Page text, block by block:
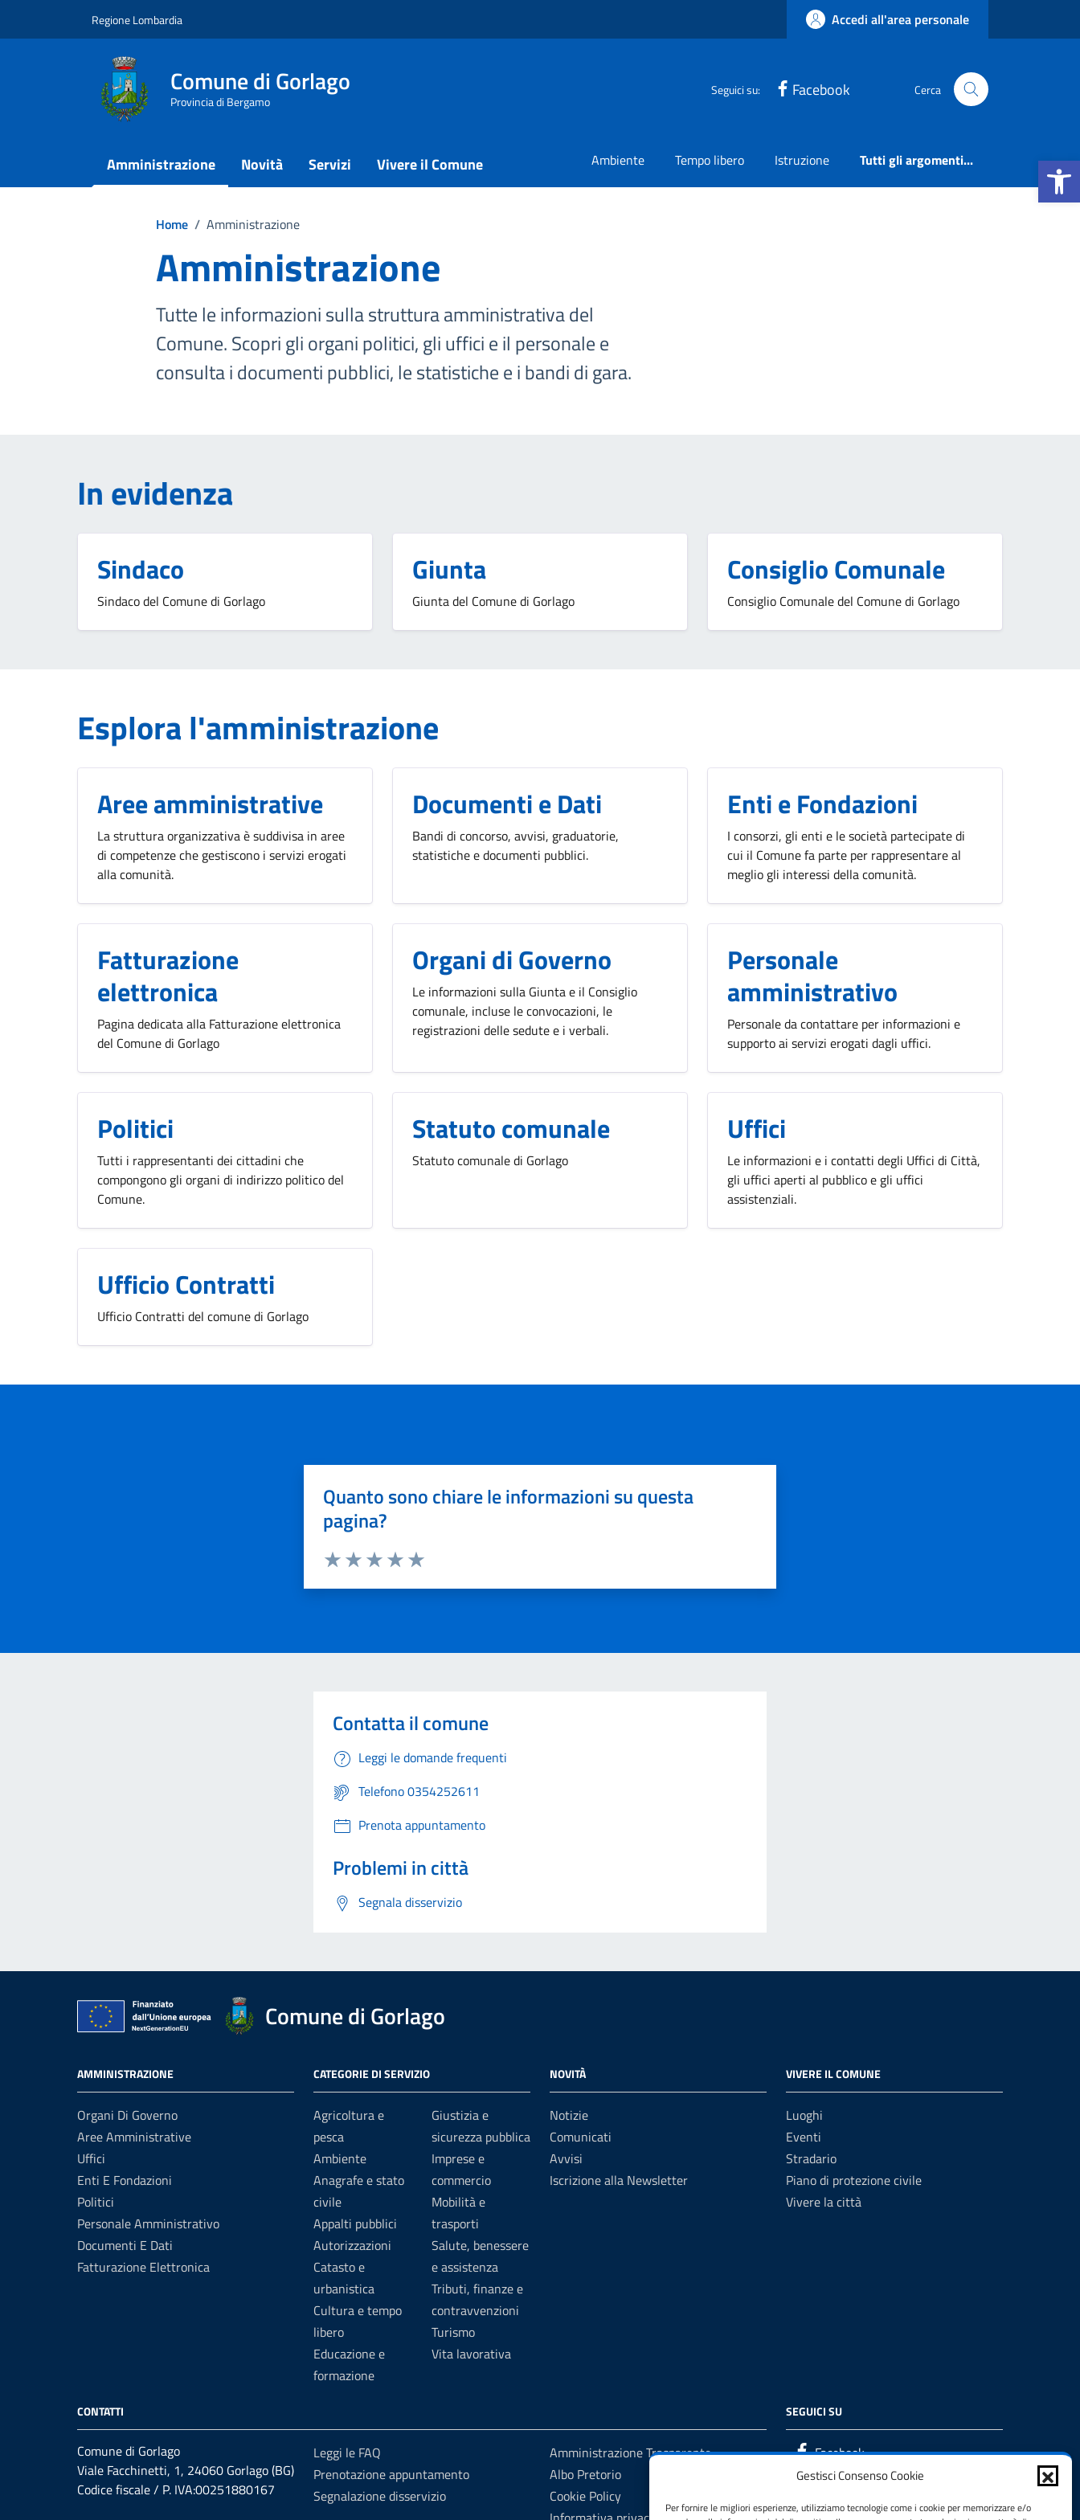
Apri la
Gestisci Consenso Cookie
Per fornire le migliori esperienze, utilizziamo tecnologie come i cookie per memorizzare e/o
Regione Lombardia Accedi all'area personale
Comune di Gorlago
Provincia di Bergamo
Seguici su: Facebook Cerca
Amministrazione Novità Servizi Vivere il Comune Ambiente Tempo libero Istruzione Tutti gli argomenti...
Home / Amministrazione
Amministrazione
Tutte le informazioni sulla struttura amministrativa del
Comune. Scopri gli organi politici, gli uffici e il personale e
consulta i documenti pubblici, le statistiche e i bandi di gara.
In evidenza
Sindaco
Sindaco del Comune di Gorlago
Giunta
Giunta del Comune di Gorlago
Consiglio Comunale
Consiglio Comunale del Comune di Gorlago
Esplora l'amministrazione
Aree amministrative
La struttura organizzativa è suddivisa in aree
di competenze che gestiscono i servizi erogati
alla comunità.
Documenti e Dati
Bandi di concorso, avvisi, graduatorie,
statistiche e documenti pubblici.
Enti e Fondazioni
I consorzi, gli enti e le società partecipate di
cui il Comune fa parte per rappresentare al
meglio gli interessi della comunità.
Fatturazione
elettronica
Pagina dedicata alla Fatturazione elettronica
del Comune di Gorlago
Organi di Governo
Le informazioni sulla Giunta e il Consiglio
comunale, incluse le convocazioni, le
registrazioni delle sedute e i verbali.
Personale
amministrativo
Personale da contattare per informazioni e
supporto ai servizi erogati dagli uffici.
Politici
Tutti i rappresentanti dei cittadini che
compongono gli organi di indirizzo politico del
Comune.
Statuto comunale
Statuto comunale di Gorlago
Uffici
Le informazioni e i contatti degli Uffici di Città,
gli uffici aperti al pubblico e gli uffici
assistenziali.
Ufficio Contratti
Ufficio Contratti del comune di Gorlago
Quanto sono chiare le informazioni su questa
pagina?
Contatta il comune
Leggi le domande frequenti
Telefono 0354252611
Prenota appuntamento
Problemi in città
Segnala disservizio
Comune di Gorlago
AMMINISTRAZIONE
Organi Di Governo
Aree Amministrative
Uffici
Enti E Fondazioni
Politici
Personale Amministrativo
Documenti E Dati
Fatturazione Elettronica
CATEGORIE DI SERVIZIO
Agricoltura e
pesca
Ambiente
Anagrafe e stato
civile
Appalti pubblici
Autorizzazioni
Catasto e
urbanistica
Cultura e tempo
libero
Educazione e
formazione
Giustizia e
sicurezza pubblica
Imprese e
commercio
Mobilità e
trasporti
Salute, benessere
e assistenza
Tributi, finanze e
contravvenzioni
Turismo
Vita lavorativa
NOVITÀ
Notizie
Comunicati
Avvisi
Iscrizione alla Newsletter
VIVERE IL COMUNE
Luoghi
Eventi
Stradario
Piano di protezione civile
Vivere la città
CONTATTI
Comune di Gorlago
Viale Facchinetti, 1, 24060 Gorlago (BG)
Codice fiscale / P. IVA:00251880167
Leggi le FAQ
Prenotazione appuntamento
Segnalazione disservizio
Amministrazione Trasparente
Albo Pretorio
Cookie Policy
SEGUICI SU
Facebook